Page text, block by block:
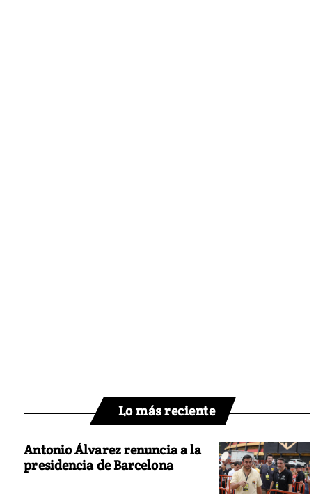
Lo más reciente
Antonio Álvarez renuncia a la
presidencia de Barcelona